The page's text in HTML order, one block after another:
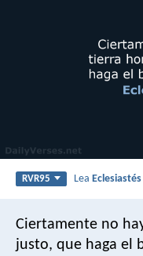
RVR95 LeaEclesiastés
Ciertamente no
justo, que haga el